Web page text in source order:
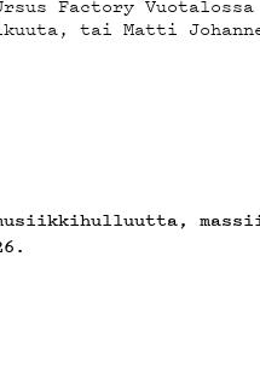
Factory Vuotalossa
tai Matti